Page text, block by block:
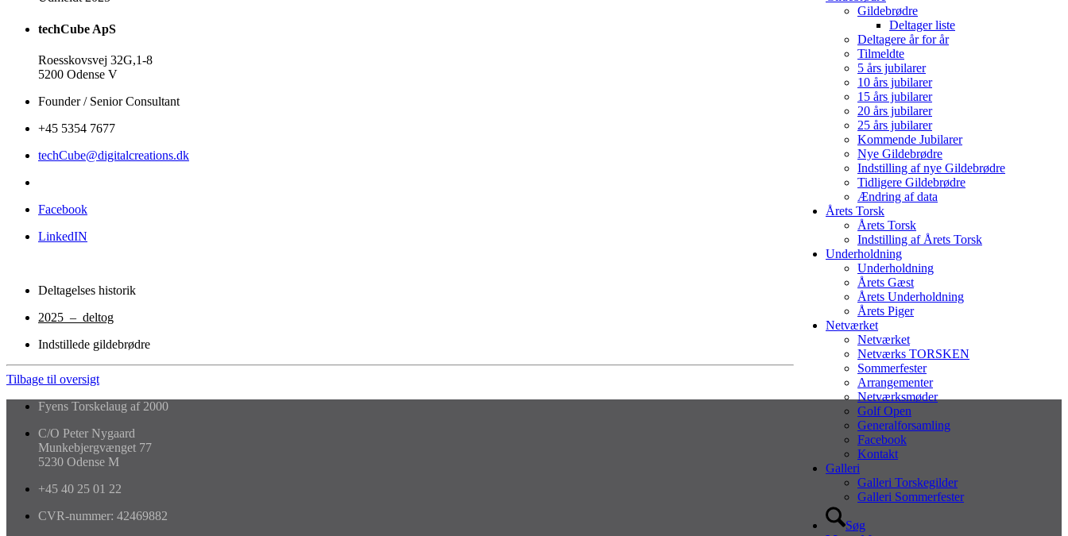
Gildebrødre
Deltager liste
Deltagere år for år
Tilmeldte
5 års jubilarer
10 års jubilarer
15 års jubilarer
20 års jubilarer
25 års jubilarer
Kommende Jubilarer
Nye Gildebrødre
Indstilling af nye Gildebrødre
Tidligere Gildebrødre
Ændring af data
Årets Torsk
Årets Torsk
Indstilling af Årets Torsk
Underholdning
Underholdning
Årets Gæst
Årets Underholdning
Årets Piger
Netværket
Netværket
Netværks TORSKEN
Sommerfester
Arrangementer
Netværksmøder
Golf Open
Generalforsamling
Facebook
Kontakt
Galleri
Galleri Torskegilder
Galleri Sommerfester
Søg
techCube ApS
Roesskovsvej 32G,1-8
5200 Odense V
Founder / Senior Consultant
+45 5354 7677
techCube@digitalcreations.dk
Facebook
LinkedIN
Deltagelses historik
2025 – deltog
Indstillede gildebrødre
Tilbage til oversigt
Fyens Torskelaug af 2000
C/O Peter Nygaard
Munkebjergvænget 77
5230 Odense M
+45 40 25 01 22
CVR-nummer: 42469882